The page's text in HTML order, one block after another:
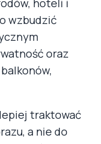
hoteli i
wzbudzić
oraz
traktować
a nie do